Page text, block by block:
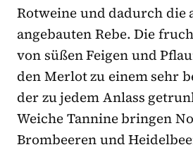
Rotweine und dadurch die
angebauten Rebe. Die
von süßen Feigen und
den Merlot zu einem sehr
der zu jedem Anlass
Weiche Tannine bringen
Brombeeren und